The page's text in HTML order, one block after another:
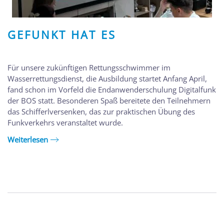
GEFUNKT HAT ES
Für unsere zukünftigen Rettungsschwimmer im
Wasserrettungsdienst, die Ausbildung startet Anfang April,
fand schon im Vorfeld die Endanwenderschulung Digitalfunk
der BOS statt. Besonderen Spaß bereitete den Teilnehmern
das Schifferlversenken, das zur praktischen Übung des
Funkverkehrs veranstaltet wurde.
Weiterlesen